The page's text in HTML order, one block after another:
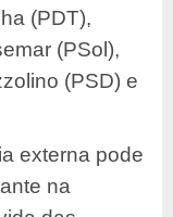
(PDT),
(PSol),
(PSD) e
externa pode
na